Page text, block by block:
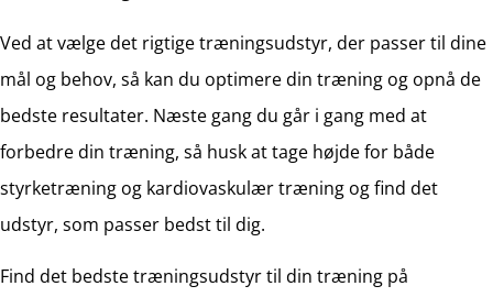
Ved at vælge det rigtige træningsudstyr, der passer til dine
mål og behov, så kan du optimere din træning og opnå de
bedste resultater. Næste gang du går i gang med at
forbedre din træning, så husk at tage højde for både
styrketræning og kardiovaskulær træning og find det
udstyr, som passer bedst til dig.
Find det bedste træningsudstyr til din træning på